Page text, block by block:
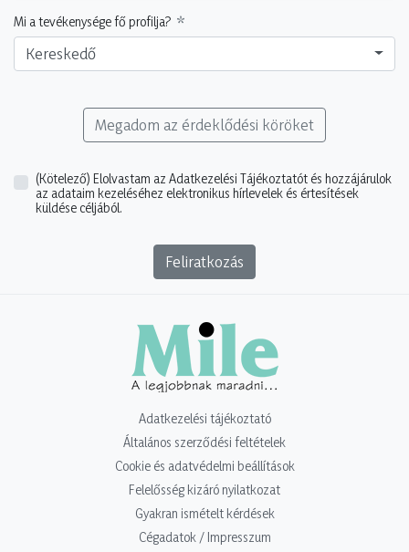
Mi a tevékenysége fő profilja?
Kereskedő
Megadom az érdeklődési köröket
(Kötelező) Elolvastam az Adatkezelési Tájékoztatót és hozzájárulok
az adataim kezeléséhez elektronikus hírlevelek és értesítések
küldése céljából.
Feliratkozás
Adatkezelési tájékoztató
Általános szerződési feltételek
Cookie és adatvédelmi beállítások
Felelősség kizáró nyilatkozat
Gyakran ismételt kérdések
Cégadatok / Impresszum